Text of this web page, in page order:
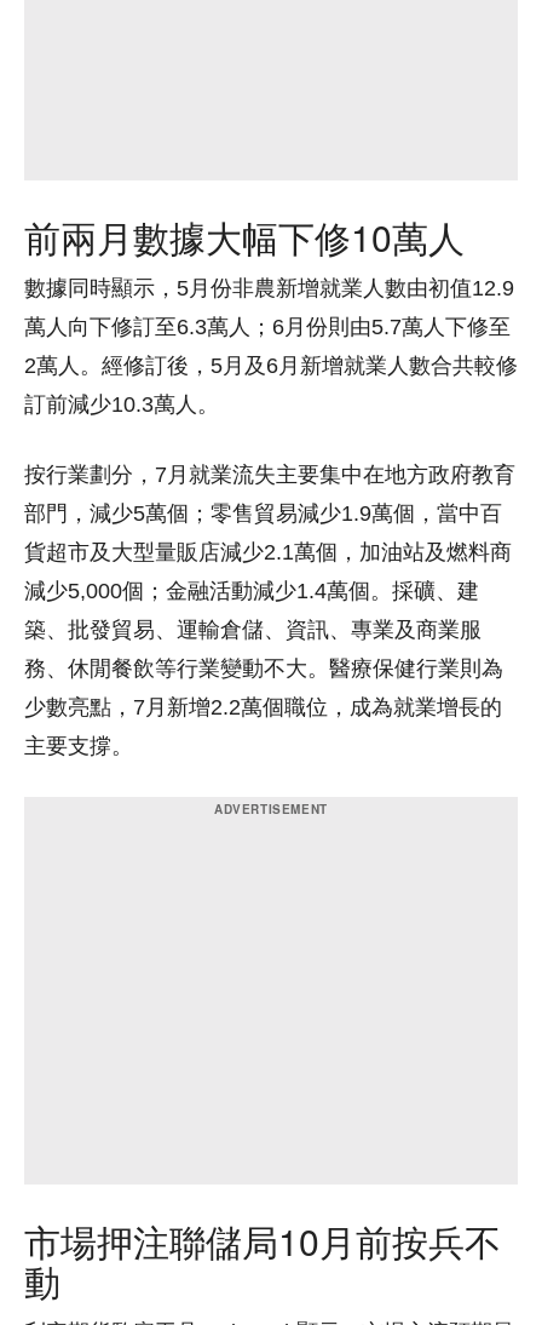
前兩月數據大幅下修10萬人
數據同時顯示，5月份非農新增就業人數由初值12.9
萬人向下修訂至6.3萬人；6月份則由5.7萬人下修至
2萬人。經修訂後，5月及6月新增就業人數合共較修
訂前減少10.3萬人。
按行業劃分，7月就業流失主要集中在地方政府教育
部門，減少5萬個；零售貿易減少1.9萬個，當中百
貨超市及大型量販店減少2.1萬個，加油站及燃料商
減少5,000個；金融活動減少1.4萬個。採礦、建
築、批發貿易、運輸倉儲、資訊、專業及商業服
務、休閒餐飲等行業變動不大。醫療保健行業則為
少數亮點，7月新增2.2萬個職位，成為就業增長的
主要支撐。
市場押注聯儲局10月前按兵不
動